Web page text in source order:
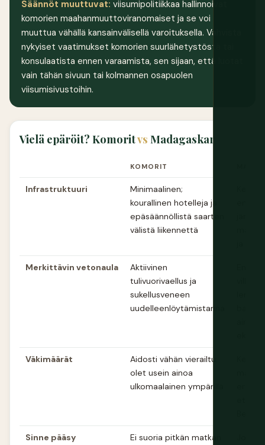
Säännöt muuttuvat: viisumipolitiikkaa hallinnoivat
komorien maahanmuuttoviranomaiset ja se voi
muuttua vähällä kansainvälisellä varoituksella. Vahvista
nykyiset vaatimukset komorien suurlähetystöstä tai
konsulaatista ennen varaamista, sen sijaan, että luotat
vain tähän sivuun tai kolmannen osapuolen
viisumisivustoihin.
Vielä epäröit? Komoritvs Madagaskar
KOMORIT
Infrastruktuuri
Minimaalinen;
kourallinen hotelleja ja
epäsäännöllistä saarten
välistä liikennettä
Merkittävin vetonaula
Aktiivinen
tulivuorivaellus ja
sukellusveneen
uudelleenlöytämistarina
Väkimäärät
Aidosti vähän vierailtu;
olet usein ainoa
ulkomaalainen ympärillä
Sinne pääsy Ei suoria pitkän matkan